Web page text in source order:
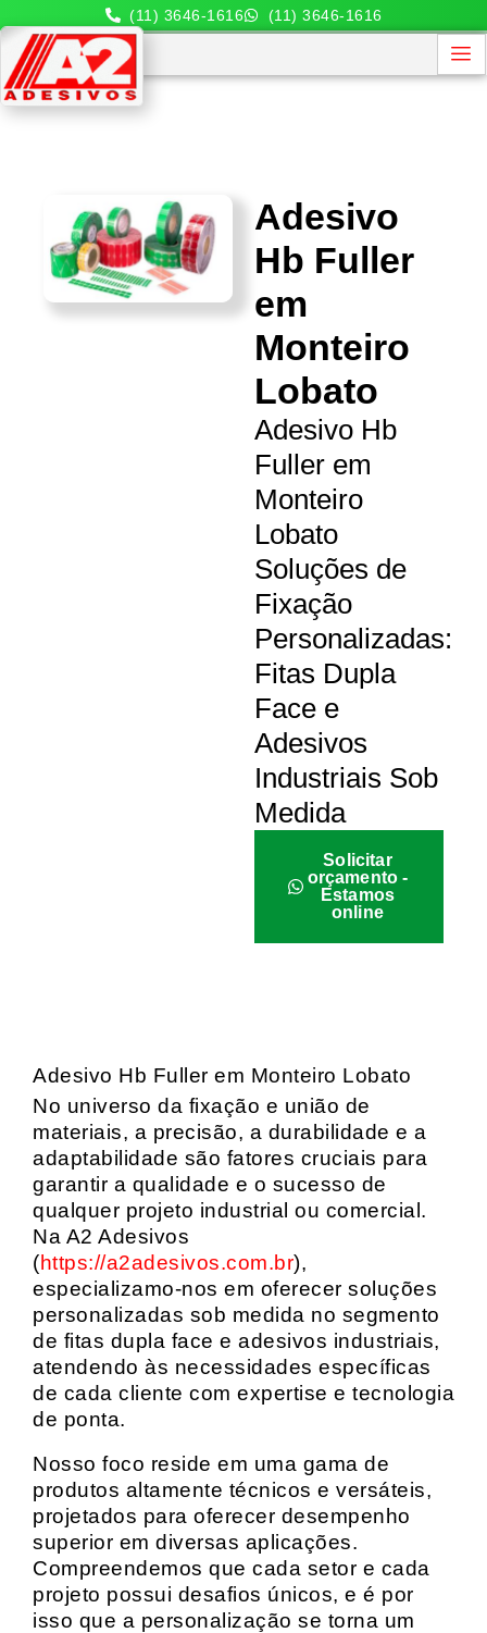
(11) 3646-1616 (11) 3646-1616
Adesivo
Hb Fuller
em
Monteiro
Lobato
Adesivo Hb
Fuller em
Monteiro
Lobato
Soluções de
Fixação
Personalizadas:
Fitas Dupla
Face e
Adesivos
Industriais Sob
Medida
Solicitar
orçamento -
Estamos
online
Adesivo Hb Fuller em Monteiro Lobato
No universo da fixação e união de
materiais, a precisão, a durabilidade e a
adaptabilidade são fatores cruciais para
garantir a qualidade e o sucesso de
qualquer projeto industrial ou comercial.
Na A2 Adesivos
(https://a2adesivos.com.br),
especializamo-nos em oferecer soluções
personalizadas sob medida no segmento
de fitas dupla face e adesivos industriais,
atendendo às necessidades específicas
de cada cliente com expertise e tecnologia
de ponta.
Nosso foco reside em uma gama de
produtos altamente técnicos e versáteis,
projetados para oferecer desempenho
superior em diversas aplicações.
Compreendemos que cada setor e cada
projeto possui desafios únicos, e é por
isso que a personalização se torna um